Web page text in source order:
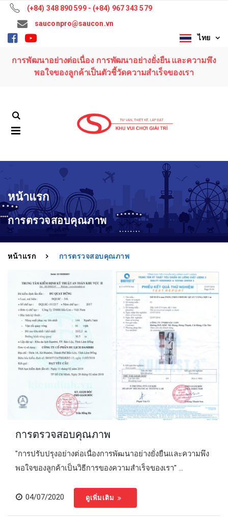
(+84) 348 890 599 - (+84) 967 343 579
sauconpro@saucon.vn
ไทย
การพัฒนาอย่างต่อเนื่อง การพัฒนาอย่างยั่งยืน และความพึง
พอใจของลูกค้าเป็นตัวชี้วัดความสำเร็จของเรา
หน้าแรก
การตรวจสอบคุณภาพ
หน้าแรก การตรวจสอบคุณภาพ
การตรวจสอบคุณภาพ
"การปรับปรุงอย่างต่อเนื่องการพัฒนาอย่างยั่งยืนและความพึง
พอใจของลูกค้าเป็นวิธีการของความสำเร็จของเรา" ...
04/07/2020 ดูเพิ่มเติม